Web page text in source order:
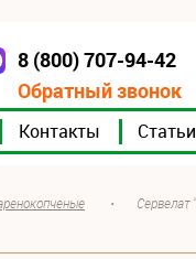
Контакты Статьи
8 (800) 707-94-42
Обратный звонок
• Сервелат